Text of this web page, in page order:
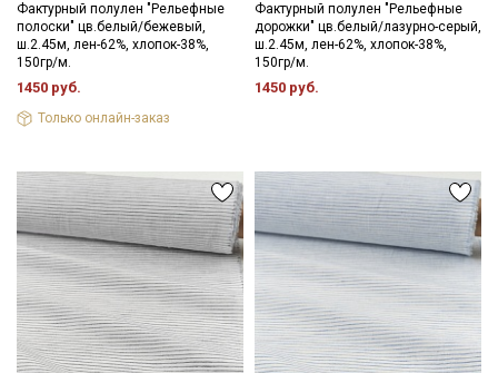
Фактурный полулен "Рельефные
полоски" цв.белый/бежевый,
ш.2.45м, лен-62%, хлопок-38%,
150гр/м.
1450 руб.
Только онлайн-заказ
Фактурный полулен "Рельефные
дорожки" цв.белый/лазурно-серый,
ш.2.45м, лен-62%, хлопок-38%,
150гр/м.
1450 руб.